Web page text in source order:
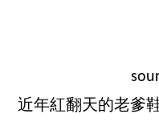
近年紅翻天的老爹